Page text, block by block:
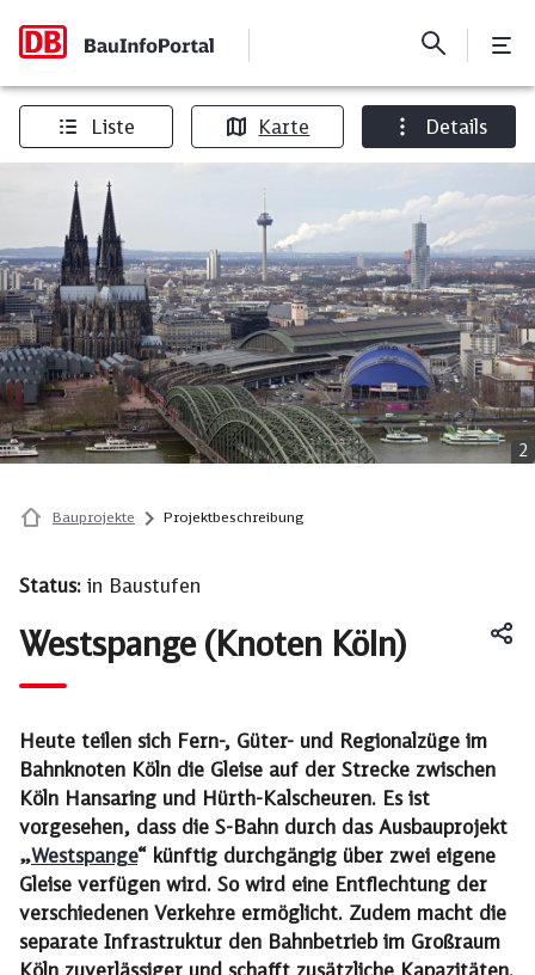
Liste Karte Details
2
Bauprojekte Projektbeschreibung
Status: in Baustufen
Westspange (Knoten Köln)
Heute teilen sich Fern-, Güter- und Regionalzüge im
Bahnknoten Köln die Gleise auf der Strecke zwischen
Köln Hansaring und Hürth-Kalscheuren. Es ist
vorgesehen, dass die S-Bahn durch das Ausbauprojekt
„Westspange“ künftig durchgängig über zwei eigene
Gleise verfügen wird. So wird eine Entflechtung der
verschiedenen Verkehre ermöglicht. Zudem macht die
separate Infrastruktur den Bahnbetrieb im Großraum
Köln zuverlässiger und schafft zusätzliche Kapazitäten.